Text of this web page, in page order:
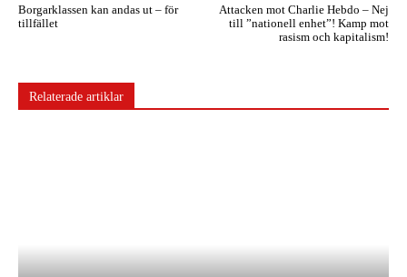
Borgarklassen kan andas ut – för
tillfället
Attacken mot Charlie Hebdo – Nej
till ”nationell enhet”! Kamp mot
rasism och kapitalism!
Relaterade artiklar